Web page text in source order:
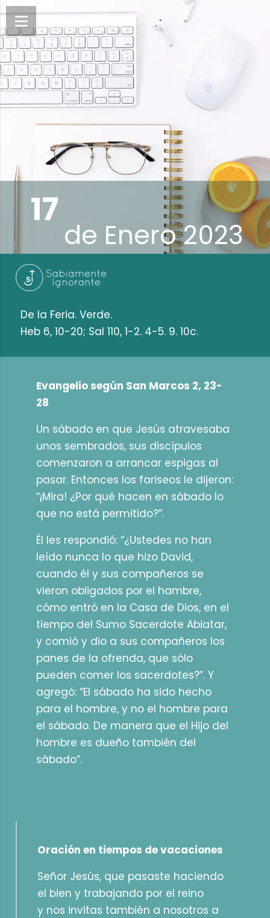
17
de Enero 2023
De la Feria. Verde.
Heb 6, 10-20; Sal 110, 1-2. 4-5. 9. 10c.
Evangelio según San Marcos 2, 23-
28
Un sábado en que Jesús atravesaba
unos sembrados, sus discípulos
comenzaron a arrancar espigas al
pasar. Entonces los fariseos le dijeron:
“¡Mira! ¿Por qué hacen en sábado lo
que no está permitido?”.
Él les respondió: “¿Ustedes no han
leído nunca lo que hizo David,
cuando él y sus compañeros se
vieron obligados por el hambre,
cómo entró en la Casa de Dios, en el
tiempo del Sumo Sacerdote Abiatar,
y comió y dio a sus compañeros los
panes de la ofrenda, que sólo
pueden comer los sacerdotes?”. Y
agregó: “El sábado ha sido hecho
para el hombre, y no el hombre para
el sábado. De manera que el Hijo del
hombre es dueño también del
sábado”.
Oración en tiempos de vacaciones
Señor Jesús, que pasaste haciendo
el bien y trabajando por el reino
y nos invitas también a nosotros a